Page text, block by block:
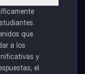
que
a los
y
el